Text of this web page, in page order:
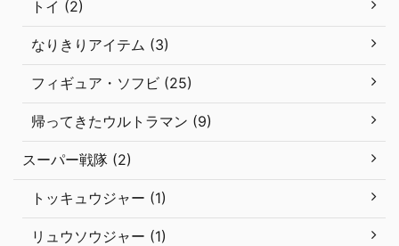
トイ (2)
なりきりアイテム (3)
フィギュア・ソフビ (25)
帰ってきたウルトラマン (9)
スーパー戦隊 (2)
トッキュウジャー (1)
リュウソウジャー (1)